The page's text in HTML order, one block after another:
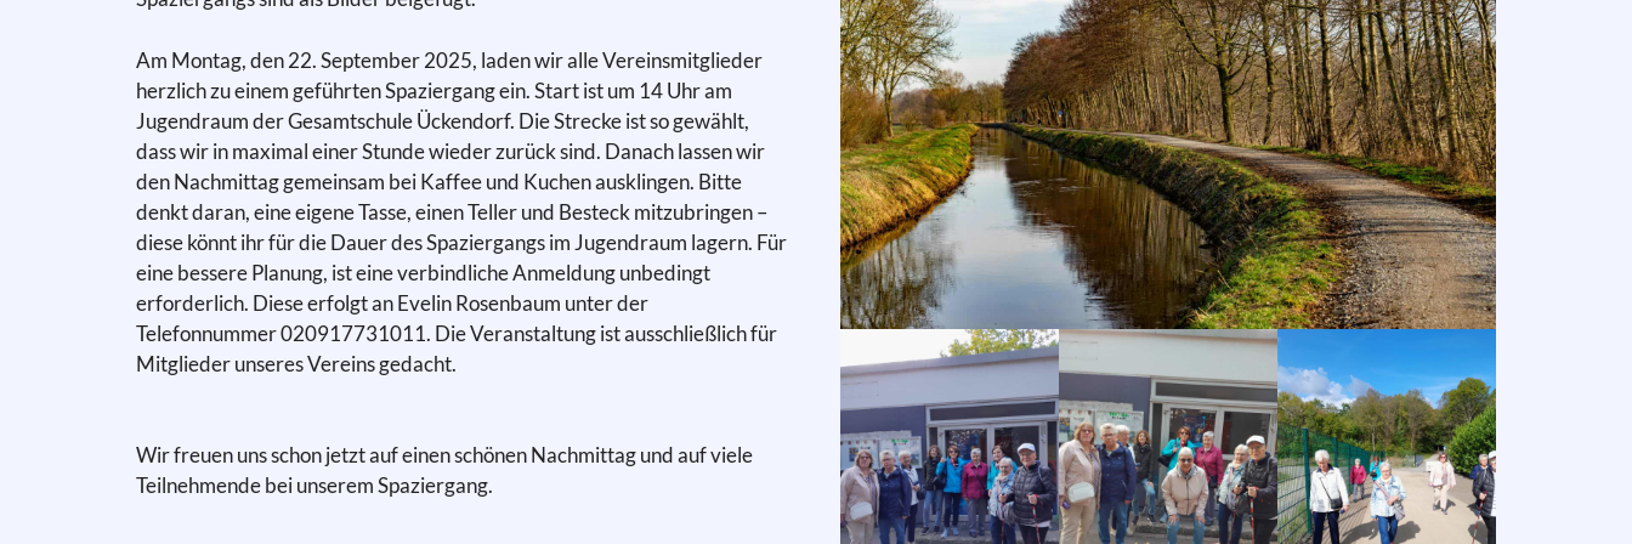
Am Montag, den 22. September 2025, laden wir alle Vereinsmitglieder
herzlich zu einem geführten Spaziergang ein. Start ist um 14 Uhr am
Jugendraum der Gesamtschule Ückendorf. Die Strecke ist so gewählt,
dass wir in maximal einer Stunde wieder zurück sind. Danach lassen wir
den Nachmittag gemeinsam bei Kaffee und Kuchen ausklingen. Bitte
denkt daran, eine eigene Tasse, einen Teller und Besteck mitzubringen –
diese könnt ihr für die Dauer des Spaziergangs im Jugendraum lagern. Für
eine bessere Planung, ist eine verbindliche Anmeldung unbedingt
erforderlich. Diese erfolgt an Evelin Rosenbaum unter der
Telefonnummer 020917731011. Die Veranstaltung ist ausschließlich für
Mitglieder unseres Vereins gedacht.
Wir freuen uns schon jetzt auf einen schönen Nachmittag und auf viele
Teilnehmende bei unserem Spaziergang.